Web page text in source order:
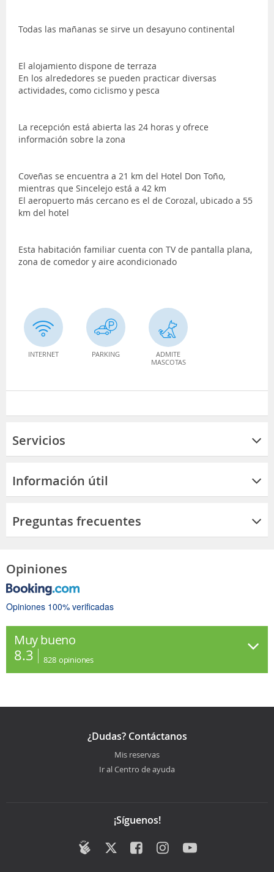
Todas las mañanas se sirve un desayuno continental
El alojamiento dispone de terraza
En los alrededores se pueden practicar diversas
actividades, como ciclismo y pesca
La recepción está abierta las 24 horas y ofrece
información sobre la zona
Coveñas se encuentra a 21 km del Hotel Don Toño,
mientras que Sincelejo está a 42 km
El aeropuerto más cercano es el de Corozal, ubicado a 55
km del hotel
Esta habitación familiar cuenta con TV de pantalla plana,
zona de comedor y aire acondicionado
INTERNET PARKING
ADMITE
MASCOTAS
Servicios
Información útil
Preguntas frecuentes
Opiniones
Opiniones 100% verificadas
Muy bueno
8.3 828 opiniones
¿Dudas? Contáctanos
Mis reservas
Ir al Centro de ayuda
¡Síguenos!